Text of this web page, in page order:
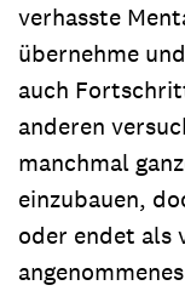
verhasste
übernehme
auch
anderen
manchmal
einzubauen,
oder endet als